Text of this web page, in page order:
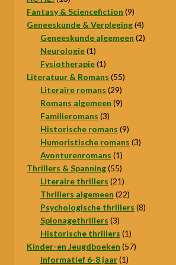
producten
Fantasy & Sciencefiction 99
producten
Geneeskunde & Verpleging 44
producten
Geneeskunde algemeen 22
Neurologie 11
product
Fysiotherapie 11
product
Literatuur & Romans 5555
Literaire romans 2929
producten
Romans algemeen 99
Familieromans 33
producten
Historische romans 99
producten
Humoristische romans 33
Avonturenromans 11
product
Thrillers & Spanning 5555
producten
Literaire thrillers 2121
producten
Thrillers algemeen 2222
producten
Psychologische thrillers 88
Spionagethrillers 33
producten
Historische thrillers 11
product
Kinder-en Jeugdboeken 5757
Informatief 6-8 jaar 11